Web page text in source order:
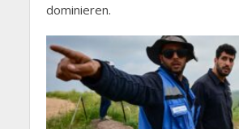
dominieren.